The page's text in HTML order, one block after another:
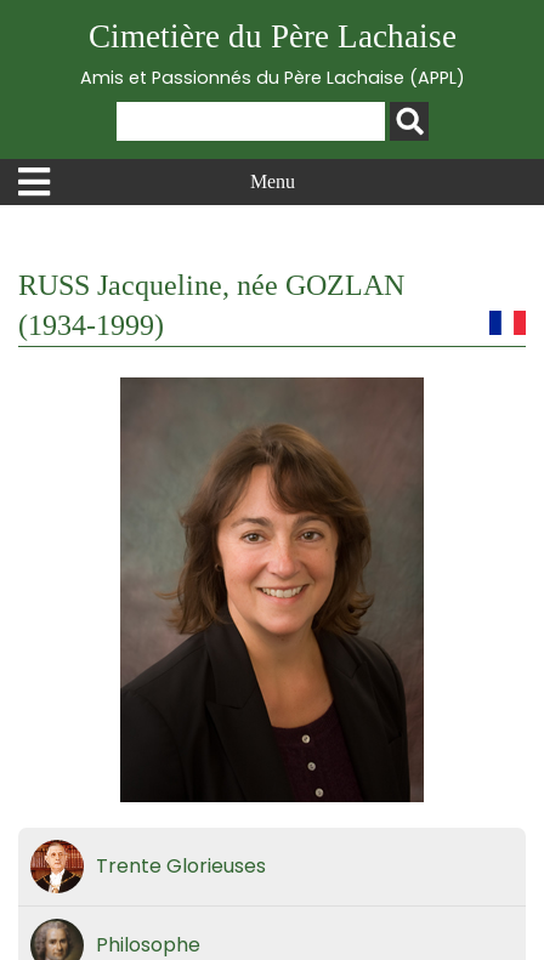
Cimetière du Père Lachaise
Amis et Passionnés du Père Lachaise (APPL)
Menu
RUSS Jacqueline, née GOZLAN
(1934-1999)
Trente Glorieuses
Philosophe